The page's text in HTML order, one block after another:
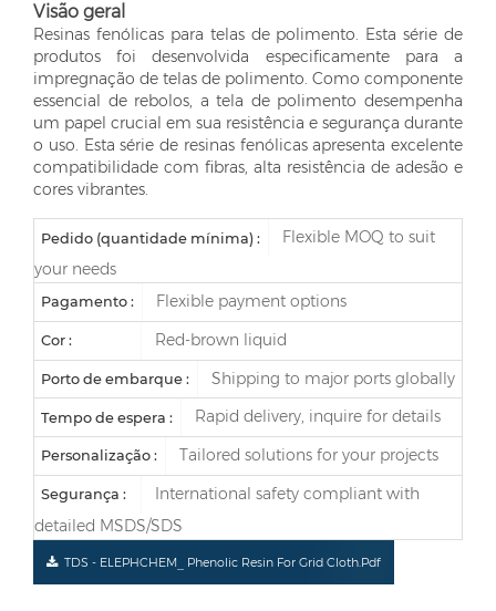
Visão geral
Resinas fenólicas para telas de polimento. Esta série de
produtos foi desenvolvida especificamente para a
impregnação de telas de polimento. Como componente
essencial de rebolos, a tela de polimento desempenha
um papel crucial em sua resistência e segurança durante
o uso. Esta série de resinas fenólicas apresenta excelente
compatibilidade com fibras, alta resistência de adesão e
cores vibrantes.
Pedido (quantidade mínima) :
Flexible MOQ to suit
your needs
Pagamento : Flexible payment options
Cor : Red-brown liquid
Porto de embarque : Shipping to major ports globally
Tempo de espera : Rapid delivery, inquire for details
Personalização : Tailored solutions for your projects
Segurança :
International safety compliant with
detailed MSDS/SDS
TDS - ELEPHCHEM_ Phenolic Resin For Grid Cloth.pdf